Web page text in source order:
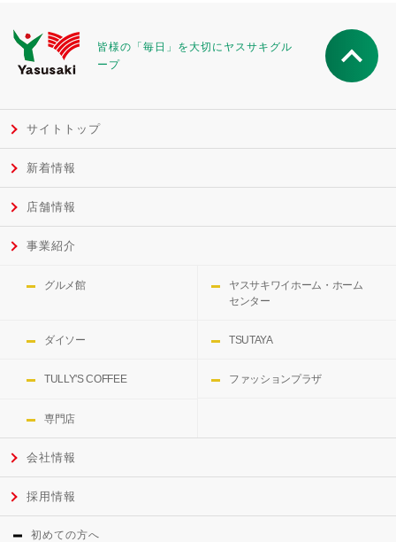
皆様の「毎日」を大切にヤスサキグル
ープ
サイトトップ
新着情報
店舗情報
事業紹介
グルメ館
ヤスサキワイホーム・ホーム
センター
ダイソー TSUTAYA
TULLY'S COFFEE ファッションプラザ
専門店
会社情報
採用情報
初めての方へ